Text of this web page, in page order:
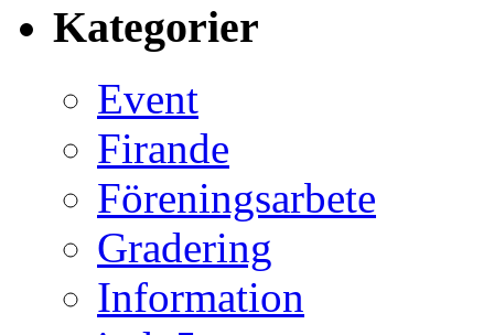
Kategorier
Event
Firande
Föreningsarbete
Gradering
Information